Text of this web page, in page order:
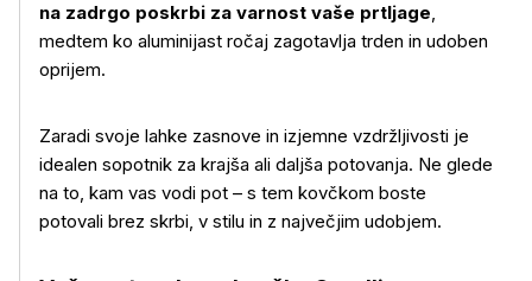
Več o izdelku
na zadrgo poskrbi za varnost vaše prtljage,
medtem ko aluminijast ročaj zagotavlja trden in udoben
oprijem.
Zaradi svoje lahke zasnove in izjemne vzdržljivosti je
idealen sopotnik za krajša ali daljša potovanja. Ne glede
na to, kam vas vodi pot – s tem kovčkom boste
potovali brez skrbi, v stilu in z največjim udobjem.